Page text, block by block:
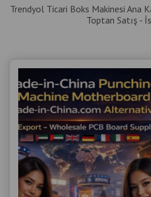
Trendyol Ticari Boks Makinesi Ana
Toptan Satış -